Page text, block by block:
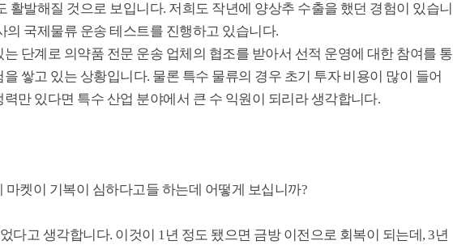
활발해질 것으로 보입니다. 저희도 작년에 양상추 수출을 했던 경험이 있습니
의 국제물류 운송 테스트를 진행하고 있습니다.
단계로 의약품 전문 운송 업체의 협조를 받아서 선적 운영에 대한 참여를 통
쌓고 있는 상황입니다. 물론 특수 물류의 경우 초기 투자 비용이 많이 들어
만 있다면 특수 산업 분야에서 큰 수 익원이 되리라 생각합니다.
마켓이 기복이 심하다고들 하는데 어떻게 보십니까?
다고 생각합니다. 이것이 1년 정도 됐으면 금방 이전으로 회복이 되는데, 3년